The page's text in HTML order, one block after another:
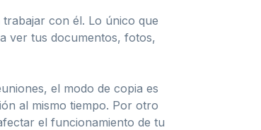
con él. Lo único que
ver tus documentos, fotos,
el modo de copia es
al mismo tiempo. Por otro
el funcionamiento de tu